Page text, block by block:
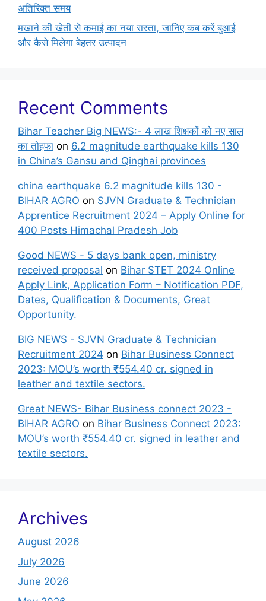
अतिरिक्त समय
मखाने की खेती से कमाई का नया रास्ता, जानिए कब करें बुआई
और कैसे मिलेगा बेहतर उत्पादन
Recent Comments
Bihar Teacher Big NEWS:- 4 लाख शिक्षकों को नए साल
का तोहफा on 6.2 magnitude earthquake kills 130
in China’s Gansu and Qinghai provinces
china earthquake 6.2 magnitude kills 130 -
BIHAR AGRO on SJVN Graduate & Technician
Apprentice Recruitment 2024 – Apply Online for
400 Posts Himachal Pradesh Job
Good NEWS - 5 days bank open, ministry
received proposal on Bihar STET 2024 Online
Apply Link, Application Form – Notification PDF,
Dates, Qualification & Documents, Great
Opportunity.
BIG NEWS - SJVN Graduate & Technician
Recruitment 2024 on Bihar Business Connect
2023: MOU’s worth ₹554.40 cr. signed in
leather and textile sectors.
Great NEWS- Bihar Business connect 2023 -
BIHAR AGRO on Bihar Business Connect 2023:
MOU’s worth ₹554.40 cr. signed in leather and
textile sectors.
Archives
August 2026
July 2026
June 2026